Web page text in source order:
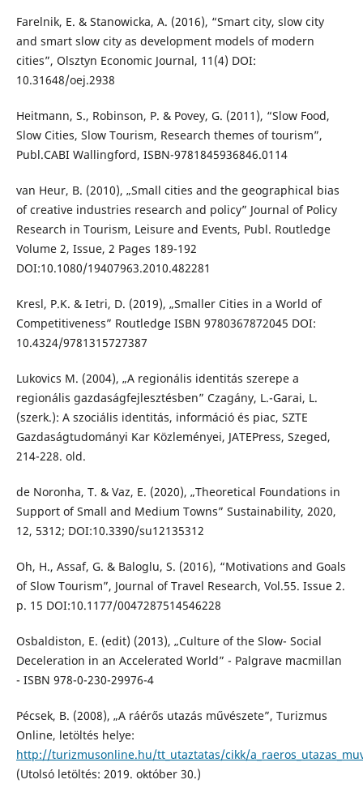
Farelnik, E. & Stanowicka, A. (2016), “Smart city, slow city
and smart slow city as development models of modern
cities”, Olsztyn Economic Journal, 11(4) DOI:
10.31648/oej.2938
Heitmann, S., Robinson, P. & Povey, G. (2011), “Slow Food,
Slow Cities, Slow Tourism, Research themes of tourism”,
Publ.CABI Wallingford, ISBN-9781845936846.0114
van Heur, B. (2010), „Small cities and the geographical bias
of creative industries research and policy” Journal of Policy
Research in Tourism, Leisure and Events, Publ. Routledge
Volume 2, Issue, 2 Pages 189-192
DOI:10.1080/19407963.2010.482281
Kresl, P.K. & Ietri, D. (2019), „Smaller Cities in a World of
Competitiveness” Routledge ISBN 9780367872045 DOI:
10.4324/9781315727387
Lukovics M. (2004), „A regionális identitás szerepe a
regionális gazdaságfejlesztésben” Czagány, L.-Garai, L.
(szerk.): A szociális identitás, információ és piac, SZTE
Gazdaságtudományi Kar Közleményei, JATEPress, Szeged,
214-228. old.
de Noronha, T. & Vaz, E. (2020), „Theoretical Foundations in
Support of Small and Medium Towns” Sustainability, 2020,
12, 5312; DOI:10.3390/su12135312
Oh, H., Assaf, G. & Baloglu, S. (2016), “Motivations and Goals
of Slow Tourism”, Journal of Travel Research, Vol.55. Issue 2.
p. 15 DOI:10.1177/0047287514546228
Osbaldiston, E. (edit) (2013), „Culture of the Slow- Social
Deceleration in an Accelerated World” - Palgrave macmillan
- ISBN 978-0-230-29976-4
Pécsek, B. (2008), „A ráérős utazás művészete”, Turizmus
Online, letöltés helye:
http://turizmusonline.hu/tt_utaztatas/cikk/
(Utolsó letöltés: 2019. október 30.)